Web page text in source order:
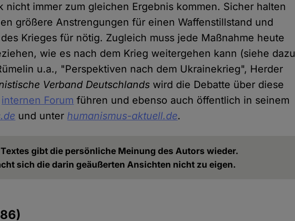
nicht immer zum gleichen Ergebnis kommen. Sicher halten
größere Anstrengungen für einen Waffenstillstand und
Krieges für nötig. Zugleich muss jede Maßnahme heute
wie es nach dem Krieg weitergehen kann (siehe dazu
u.a., "Perspektiven nach dem Ukrainekrieg", Herder
Verband Deutschlands wird die Debatte über diese
internen Forum führen und ebenso auch öffentlich in seinem
und unter humanismus-aktuell.de.
gibt die persönliche Meinung des Autors wieder.
sich die darin geäußerten Ansichten nicht zu eigen.